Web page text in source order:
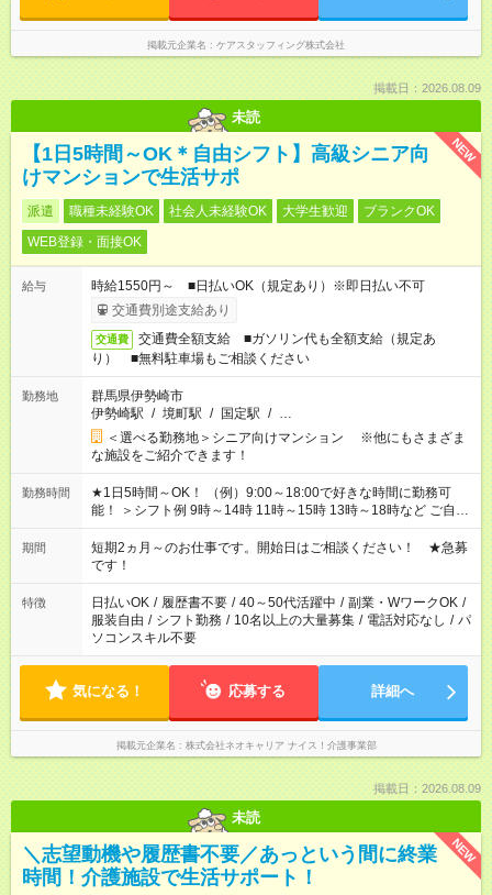
掲載元企業名 ケアスタッフィング株式会社
掲載日：2026.08.09
未読
NEW
【1日5時間～OK＊自由シフト】高級シニア向
けマンションで生活サポ
派遣 職種未経験OK 社会人未経験OK 大学生歓迎
ブランクOK
WEB登録・面接OK
給与
時給1550円～ ■日払いOK（規定あり）※即日払い不可
交通費別途支給あり
交通費
交通費全額支給 ■ガソリン代も全額支給（規定あ
り） ■無料駐車場もご相談ください
勤務地
群馬県伊勢崎市
伊勢崎駅 / 境町駅 / 国定駅 / …
＜選べる勤務地＞シニア向けマンション ※他にもさまざま
な施設をご紹介できます！
勤務時間
★1日5時間～OK！ （例）9:00～18:00で好きな時間に勤務可
能！ ＞シフト例 9時～14時 11時～15時 13時～18時など ご自身
のご都合に合わせて勤務時間をご相談ください！ ★家庭の都合
でお休みや時間の調整が必要な場合も遠慮なくご相談くださ
い。
期間
短期2ヵ月～のお仕事です。開始日はご相談ください！ ★急募
です！
特徴 日払いOK / 履歴書不要 / 40～50代活躍中 / 副業・WワークOK /
服装自由 / シフト勤務 / 10名以上の大量募集 / 電話対応なし / パ
ソコンスキル不要
気になる！ 応募する 詳細へ
掲載元企業名 株式会社ネオキャリア ナイス！介護事業部
掲載日：2026.08.09
未読
NEW
＼志望動機や履歴書不要／あっという間に終業
時間！介護施設で生活サポート！